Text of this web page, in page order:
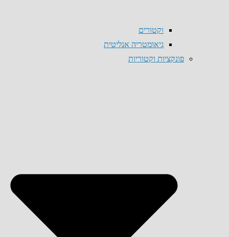
וקטורים
גיאומטריה אנליטית
פונקציות וקטוריות